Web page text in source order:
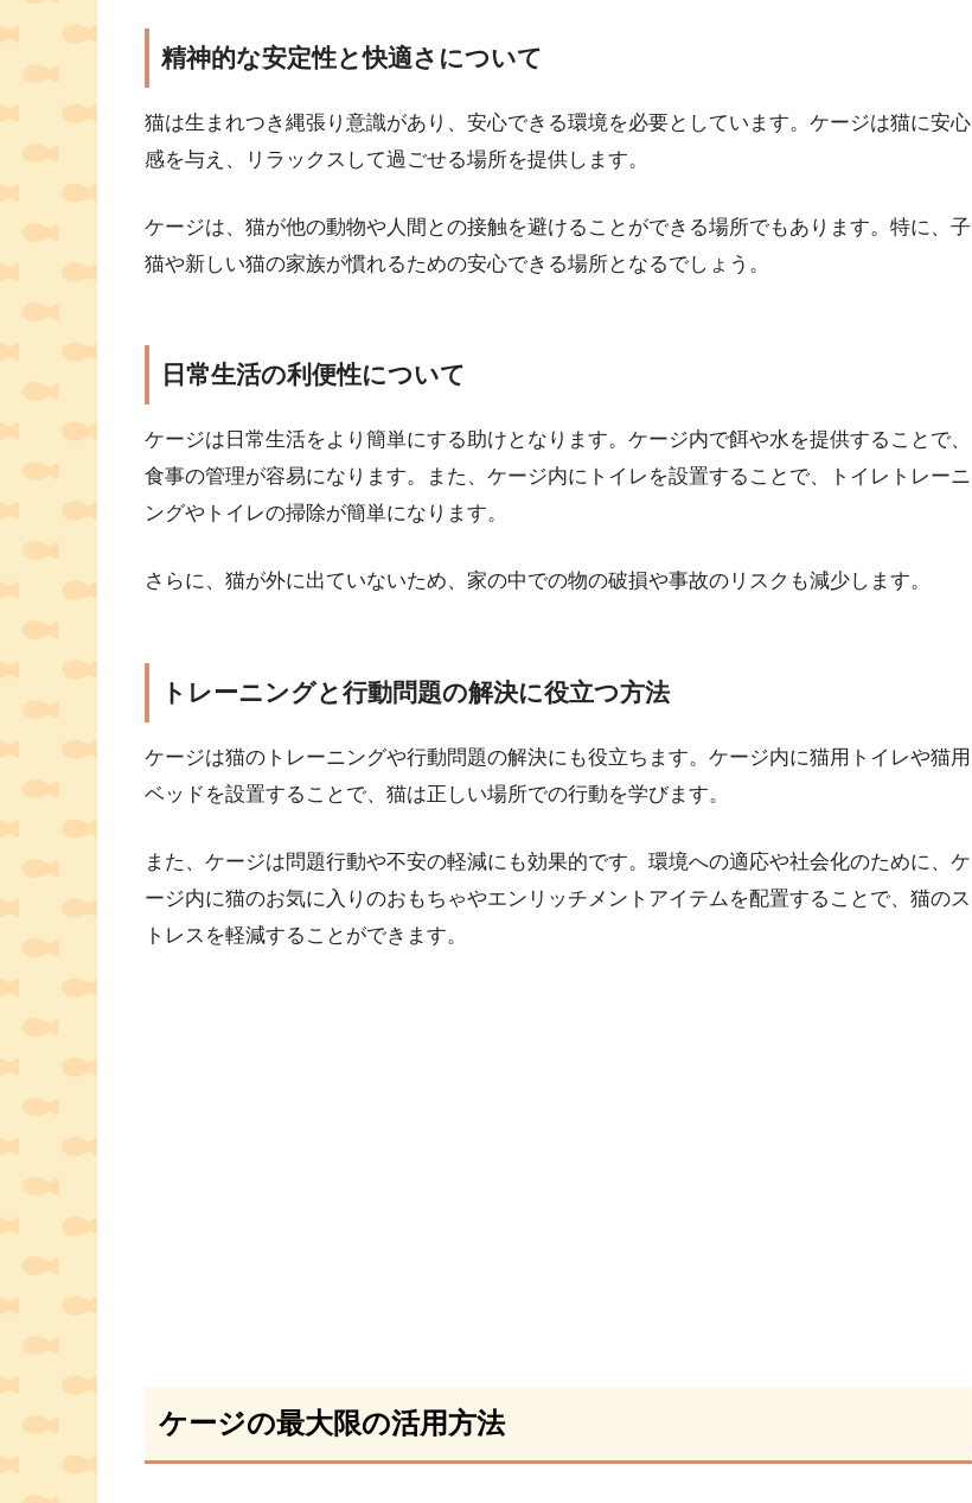
精神的な安定性と快適さについて
猫は生まれつき縄張り意識があり、安心できる環境を必要としています。ケージは猫に安心
感を与え、リラックスして過ごせる場所を提供します。
ケージは、猫が他の動物や人間との接触を避けることができる場所でもあります。特に、子
猫や新しい猫の家族が慣れるための安心できる場所となるでしょう。
日常生活の利便性について
ケージは日常生活をより簡単にする助けとなります。ケージ内で餌や水を提供することで、
食事の管理が容易になります。また、ケージ内にトイレを設置することで、トイレトレーニ
ングやトイレの掃除が簡単になります。
さらに、猫が外に出ていないため、家の中での物の破損や事故のリスクも減少します。
トレーニングと行動問題の解決に役立つ方法
ケージは猫のトレーニングや行動問題の解決にも役立ちます。ケージ内に猫用トイレや猫用
ベッドを設置することで、猫は正しい場所での行動を学びます。
また、ケージは問題行動や不安の軽減にも効果的です。環境への適応や社会化のために、ケ
ージ内に猫のお気に入りのおもちゃやエンリッチメントアイテムを配置することで、猫のス
トレスを軽減することができます。
ケージの最大限の活用方法